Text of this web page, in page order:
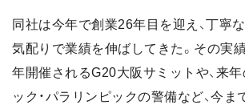
同社は今年で創業26年目を迎え、丁寧
気配りで業績を伸ばしてきた。その実
年開催されるG20大阪サミットや、来
ック・パラリンピックの警備など、今